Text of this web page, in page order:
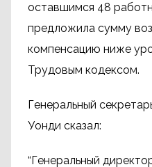
оставшимся 48
предложила сумму
компенсацию ниже
Трудовым кодексом.
Генеральный
Уонди сказал:
“Генеральный